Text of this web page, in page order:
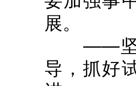
展。
——坚持
导，抓好